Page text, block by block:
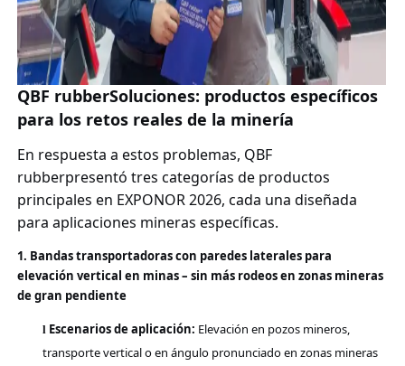
QBF rubberSoluciones: productos específicos
para los retos reales de la minería
En respuesta a estos problemas, QBF
rubberpresentó tres categorías de productos
principales en EXPONOR 2026, cada una diseñada
para aplicaciones mineras específicas.
1. Bandas transportadoras con paredes laterales para
elevación vertical en minas – sin más rodeos en zonas mineras
de gran pendiente
l Escenarios de aplicación: Elevación en pozos mineros,
transporte vertical o en ángulo pronunciado en zonas mineras